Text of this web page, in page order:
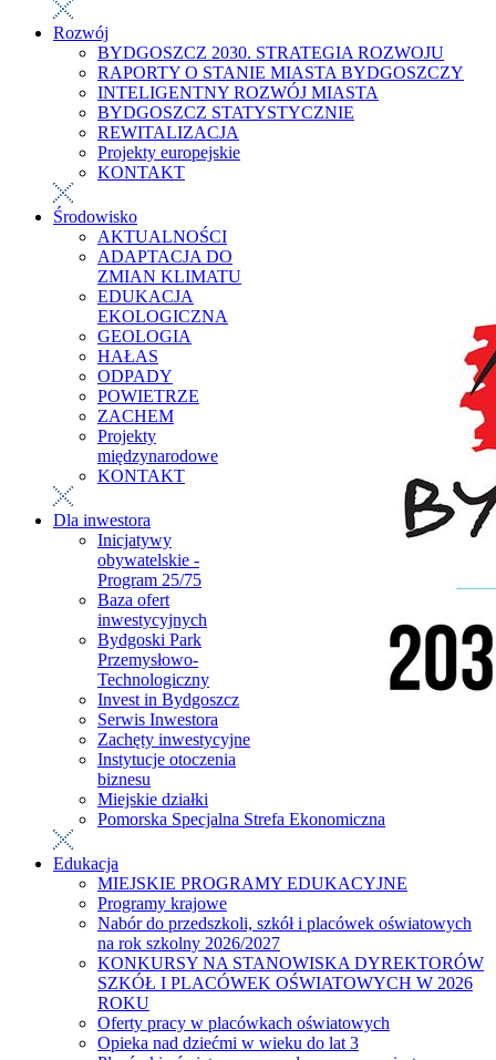
Rozwój
BYDGOSZCZ 2030. STRATEGIA ROZWOJU
RAPORTY O STANIE MIASTA BYDGOSZCZY
INTELIGENTNY ROZWÓJ MIASTA
BYDGOSZCZ STATYSTYCZNIE
REWITALIZACJA
Projekty europejskie
KONTAKT
Środowisko
AKTUALNOŚCI
ADAPTACJA DO
ZMIAN KLIMATU
EDUKACJA
EKOLOGICZNA
GEOLOGIA
HAŁAS
ODPADY
POWIETRZE
ZACHEM
Projekty
międzynarodowe
KONTAKT
Dla inwestora
Inicjatywy
obywatelskie -
Program 25/75
Baza ofert
inwestycyjnych
Bydgoski Park
Przemysłowo-
Technologiczny
Invest in Bydgoszcz
Serwis Inwestora
Zachęty inwestycyjne
Instytucje otoczenia
biznesu
Miejskie działki
Pomorska Specjalna Strefa Ekonomiczna
Edukacja
MIEJSKIE PROGRAMY EDUKACYJNE
Programy krajowe
Nabór do przedszkoli, szkół i placówek oświatowych
na rok szkolny 2026/2027
KONKURSY NA STANOWISKA DYREKTORÓW
SZKÓŁ I PLACÓWEK OŚWIATOWYCH W 2026
ROKU
Oferty pracy w placówkach oświatowych
Opieka nad dziećmi w wieku do lat 3